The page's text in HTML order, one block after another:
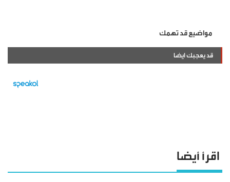
مواضيع قد تهمك
قد يعجبك ايضا
اقرأ أيضا